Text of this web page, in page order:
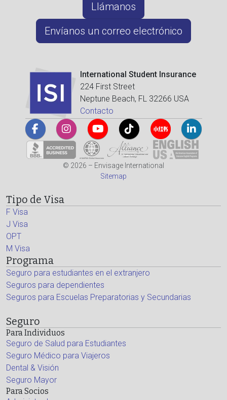
Llámanos
Envíanos un correo electrónico
International Student Insurance
224 First Street
Neptune Beach, FL 32266 USA
Contacto
© 2026 – Envisage International
Sitemap
Tipo de Visa
F Visa
J Visa
OPT
M Visa
Programa
Seguro para estudiantes en el extranjero
Seguros para dependientes
Seguros para Escuelas Preparatorias y Secundarias
Seguro
Para Individuos
Seguro de Salud para Estudiantes
Seguro Médico para Viajeros
Dental & Visión
Seguro Mayor
Para Socios